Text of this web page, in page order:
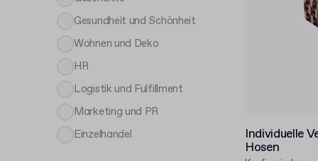
Gesundheit und Schönheit
Wohnen und Deko
HR
Logistik und Fulfillment
Marketing und PR
Einzelhandel
Individuelle
Hosen